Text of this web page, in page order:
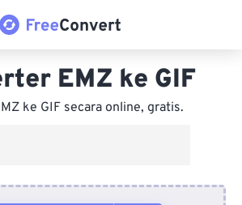
EMZ ke GIF
ke GIF secara online, gratis.